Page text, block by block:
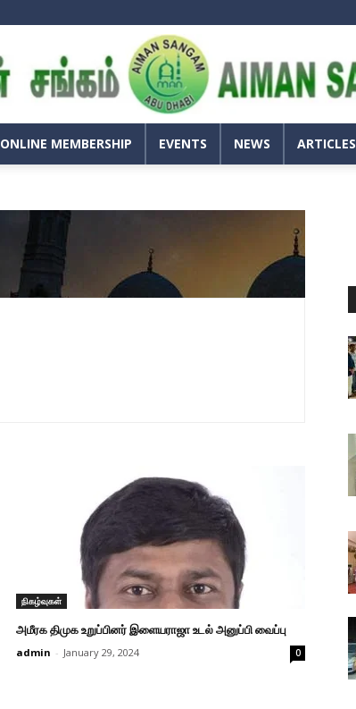
அய்மான்
சங்கம்
–
அபுதாபி
ONLINE MEMBERSHIP EVENTS NEWS ARTICLES
நிகழ்வுகள்
அமீரக திமுக உறுப்பினர் இளையராஜா உடல் அனுப்பி வைப்பு
admin - January 29, 2024 0